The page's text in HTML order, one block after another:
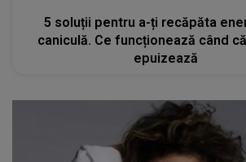
5 soluții pentru a-ți recăpăta
caniculă. Ce funcționează când
epuizează